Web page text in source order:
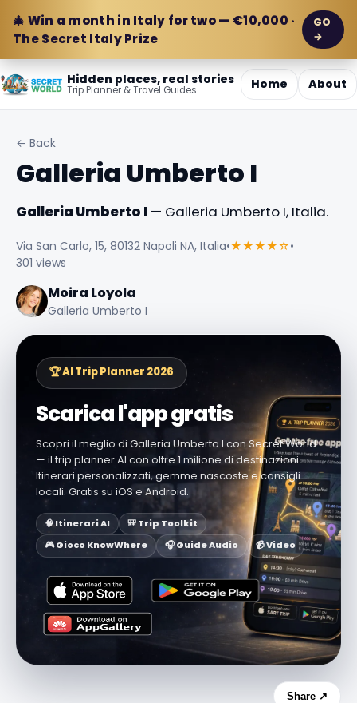
🎄 Win a month in Italy for two — €10,000 ·
The Secret Italy Prize
GO
→
Hidden places, real stories
Trip Planner & Travel Guides Home About
← Back
Galleria Umberto I
Galleria Umberto I — Galleria Umberto I, Italia.
Via San Carlo, 15, 80132 Napoli NA, Italia•★★★★☆•
301 views
Moira Loyola
Galleria Umberto I
🏆 AI Trip Planner 2026
Scarica l'app gratis
Scopri il meglio di Galleria Umberto I con Secret World
— il trip planner AI con oltre 1 milione di destinazioni.
Itinerari personalizzati, gemme nascoste e consigli
locali. Gratis su iOS e Android.
🧠 Itinerari AI
🎒 Trip Toolkit
🎮 Gioco KnowWhere
🎧 Guide Audio 📹 Video
Share ↗